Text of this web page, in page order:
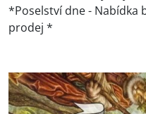
*Poselství dne - Nabídka
prodej *